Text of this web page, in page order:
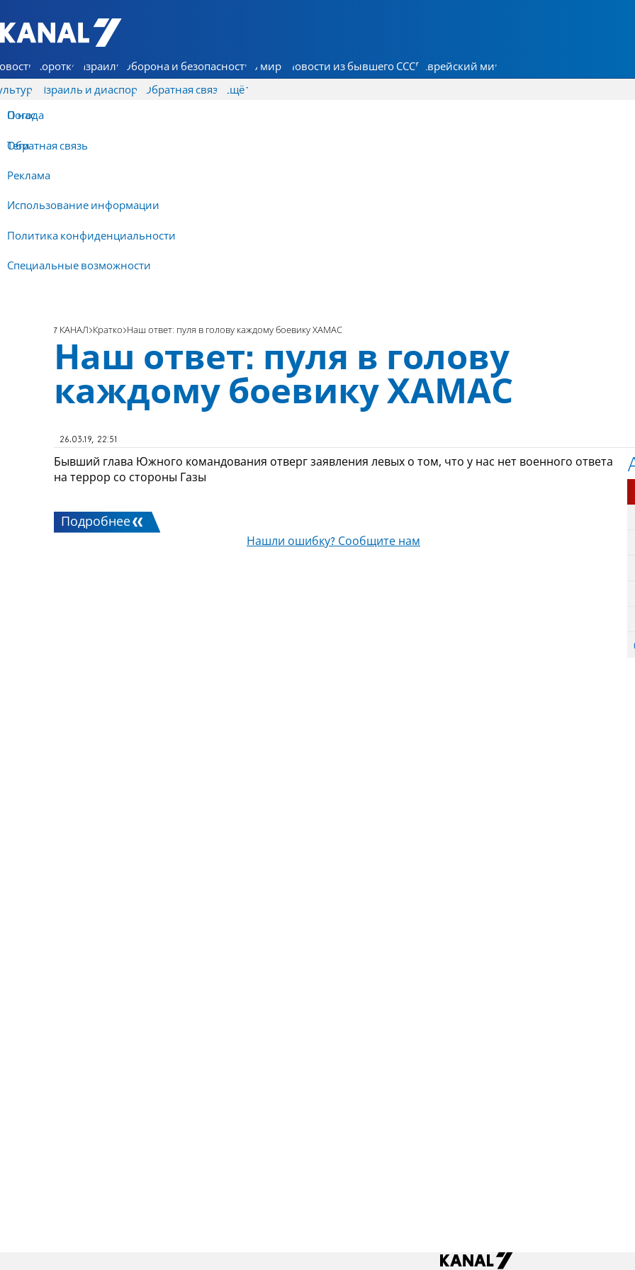
7 КАНАЛ - Аруц Шева
Коротко Израиль Оборона и безопасность В мире Новости из бывшего СССР Еврейский мир
Израиль и диаспора Обратная связь
О нас
Обратная связь
Реклама
Использование информации
Политика конфиденциальности
Специальные возможности
Ещё
Погода
Теги
7 КАНАЛ Кратко Наш ответ: пуля в голову каждому боевику ХАМАС
Наш ответ: пуля в голову
каждому боевику ХАМАС
26.03.19, 22:51
Бывший глава Южного командования отверг заявления левых о том, что у нас нет военного ответа
на террор со стороны Газы
Подробнее
Нашли ошибку? Сообщите нам